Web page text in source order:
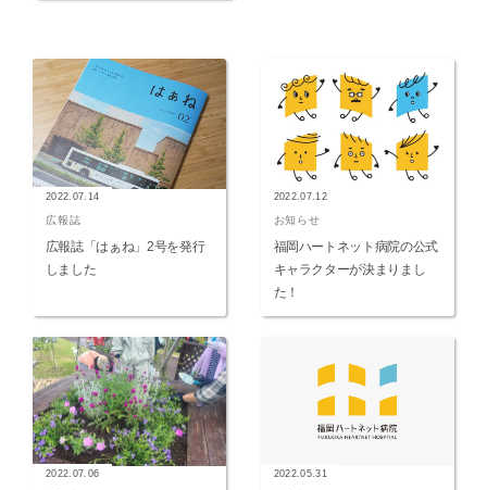
2022.07.14
広報誌
広報誌「はぁね」2号を発行
しました
2022.07.12
お知らせ
福岡ハートネット病院の公式
キャラクターが決まりまし
た！
2022.07.06 2022.05.31